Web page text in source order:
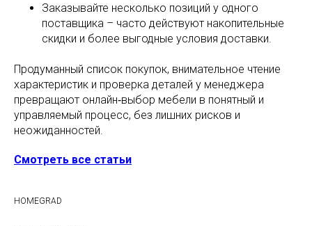
Заказывайте несколько позиций у одного
поставщика – часто действуют накопительные
скидки и более выгодные условия доставки.
Продуманный список покупок, внимательное чтение
характеристик и проверка деталей у менеджера
превращают онлайн‑выбор мебели в понятный и
управляемый процесс, без лишних рисков и
неожиданностей.
Смотреть все статьи
HOMEGRAD